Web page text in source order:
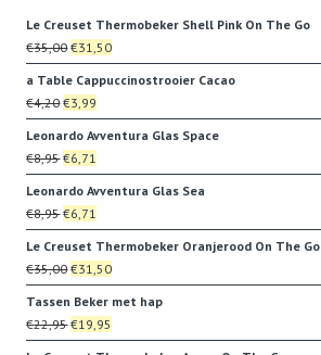
Le Creuset Thermobeker Shell Pink On The Go
€35,00Oorspronkelijke
prijs
was:
€35,00.
€31,50Huidige
prijs
€31,50.
a Table Cappuccinostrooier Cacao
€4,20Oorspronkelijke
prijs
was:
€4,20.
€3,99
prijs
is:
€3,99.
Leonardo Avventura Glas Space
€8,95Oorspronkelijke
prijs
was:
€8,95.
€6,71
prijs
is:
€6,71.
Leonardo Avventura Glas Sea
€8,95Oorspronkelijke
prijs
was:
€8,95.
€6,71
prijs
is:
€6,71.
Le Creuset Thermobeker Oranjerood On The Go
€35,00Oorspronkelijke
prijs
was:
€35,00.
€31,50Huidige
prijs
is:
€31,50.
Tassen Beker met hap
€22,95Oorspronkelijke
prijs
€19,95
prijs